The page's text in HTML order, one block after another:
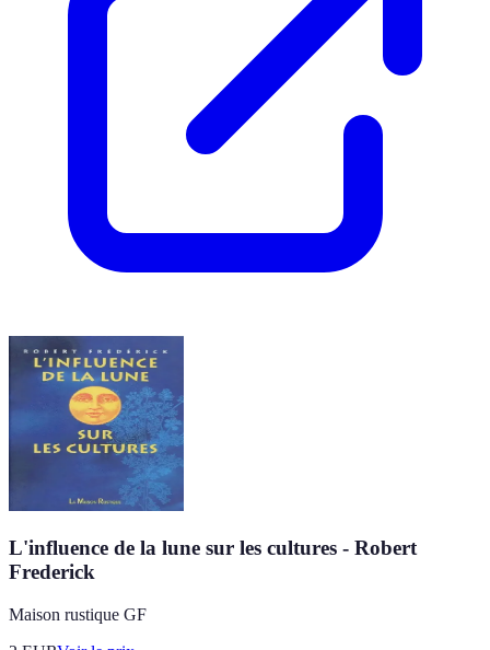
L'influence de la lune sur les cultures - Robert
Frederick
Maison rustique GF